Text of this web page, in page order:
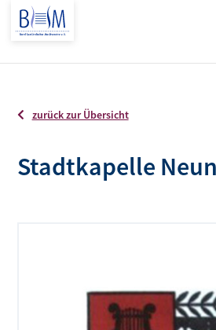
zurück zur Übersicht
Stadtkapelle